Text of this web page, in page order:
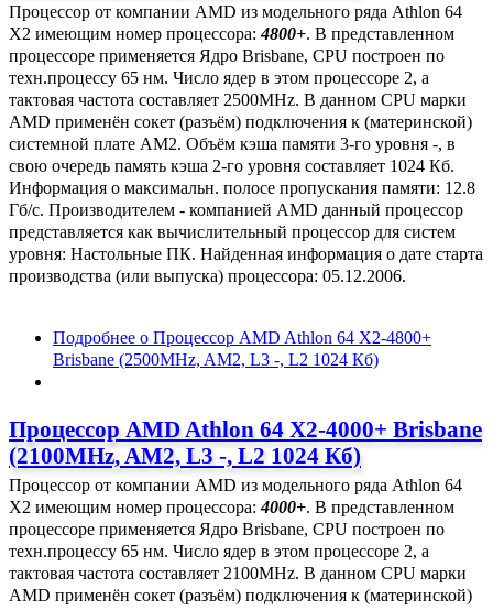
Процессор от компании AMD из модельного ряда Athlon 64
X2 имеющим номер процессора:4800+. В представленном
процессоре применяется Ядро Brisbane, CPU построен по
техн.процессу 65 нм. Число ядер в этом процессоре 2, а
тактовая частота составляет 2500MHz. В данном CPU марки
AMD применён сокет (разъём) подключения к (материнской)
системной плате AM2. Объём кэша памяти 3-го уровня -, в
свою очередь память кэша 2-го уровня составляет 1024 Кб.
Информация о максимальн. полосе пропускания памяти: 12.8
Гб/с. Производителем - компанией AMD данный процессор
представляется как вычислительный процессор для систем
уровня: Настольные ПК. Найденная информация о дате старта
производства (или выпуска) процессора: 05.12.2006.
Подробнее о Процессор AMD Athlon 64 X2-4800+
Brisbane (2500MHz, AM2, L3 -, L2 1024 Кб)
Процессор AMD Athlon 64 X2-4000+ Brisbane
(2100MHz, AM2, L3 -, L2 1024 Кб)
Процессор от компании AMD из модельного ряда Athlon 64
X2 имеющим номер процессора:4000+. В представленном
процессоре применяется Ядро Brisbane, CPU построен по
техн.процессу 65 нм. Число ядер в этом процессоре 2, а
тактовая частота составляет 2100MHz. В данном CPU марки
AMD применён сокет (разъём) подключения к (материнской)